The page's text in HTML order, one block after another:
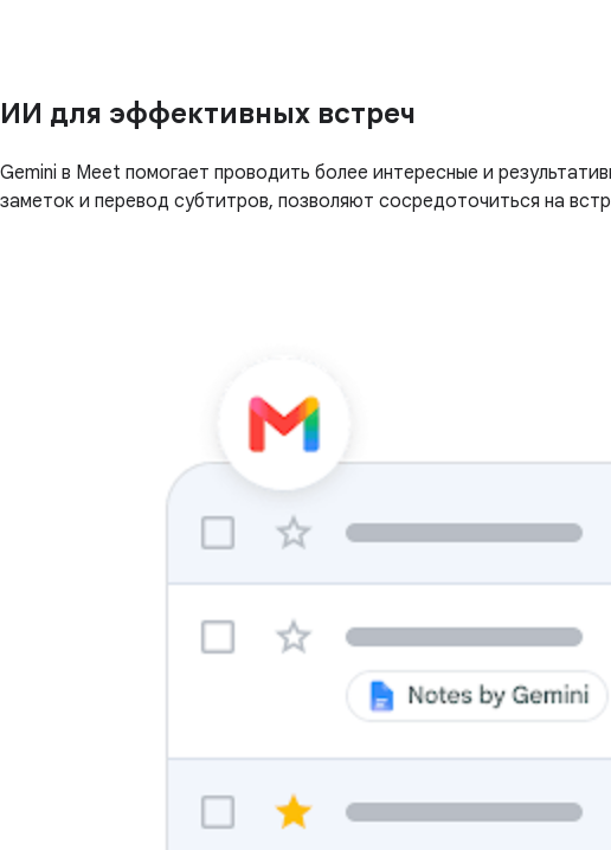
ИИ для эффективных встреч
Gemini в Meet помогает проводить более интересные и
заметок и перевод субтитров, позволяют сосредоточиться на